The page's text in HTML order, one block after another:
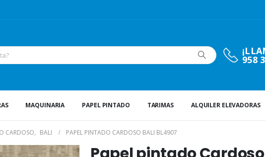
958
MAQUINARIA PAPEL PINTADO TARIMAS ALQUILER ELEVADORAS
CARDOSO, BALI PAPEL PINTADO CARDOSO BALI BL4907